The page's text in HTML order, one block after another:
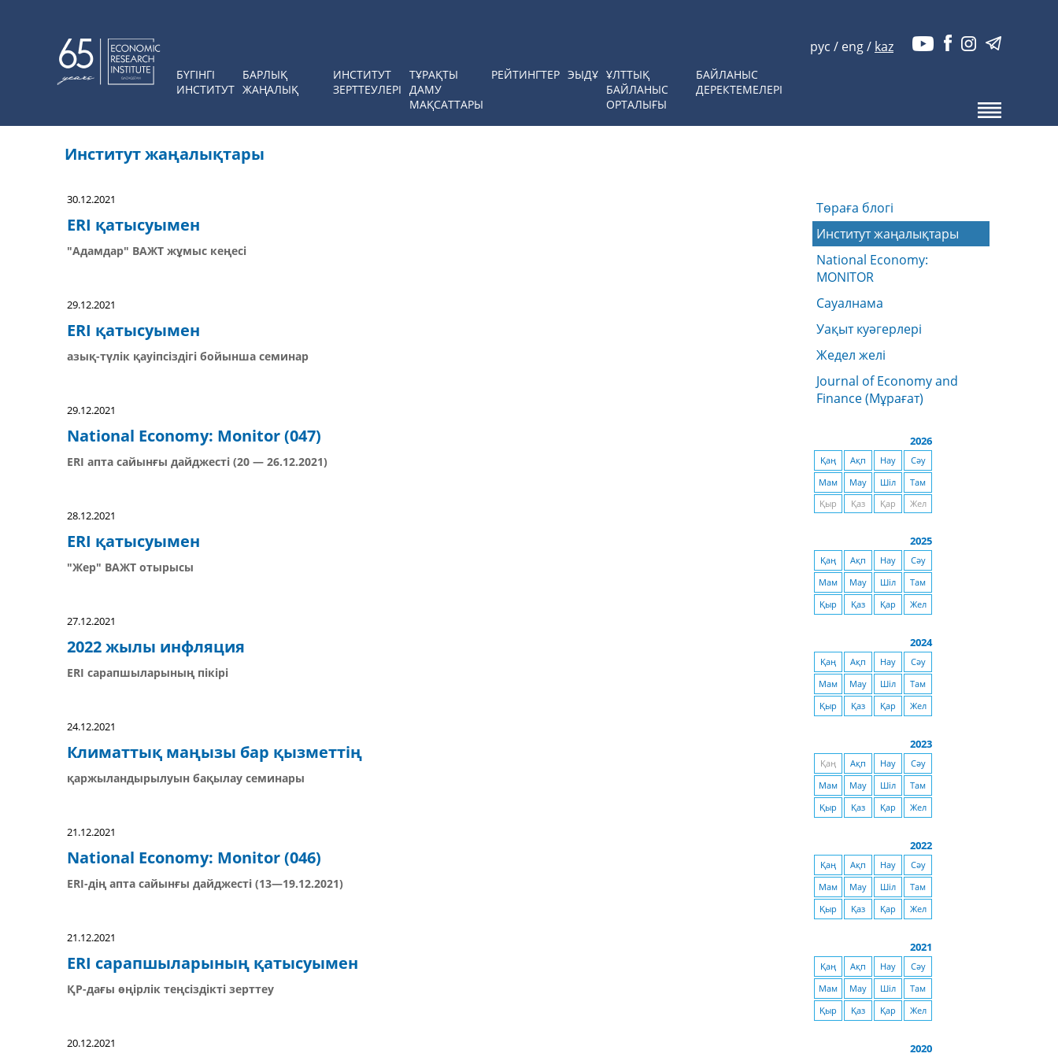
БҮГІНГІ
ИНСТИТУТ
БАРЛЫҚ
ЖАҢАЛЫҚ
ИНСТИТУТ
ЗЕРТТЕУЛЕРІ
ТҰРАҚТЫ
ДАМУ
МАҚСАТТАРЫ
РЕЙТИНГТЕР ЭЫДҰ ҰЛТТЫҚ
БАЙЛАНЫС
ОРТАЛЫҒЫ
БАЙЛАНЫС
ДЕРЕКТЕМЕЛЕРІ
рус / eng/ kaz
Институт жаңалықтары
30.12.2021
ERI қатысуымен
"Адамдар" ВАЖТ жұмыс кеңесі
29.12.2021
ERI қатысуымен
азық-түлік қауіпсіздігі бойынша семинар
29.12.2021
National Economy: Monitor (047)
ERI апта сайынғы дайджесті (20 — 26.12.2021)
28.12.2021
ERI қатысуымен
"Жер" ВАЖТ отырысы
27.12.2021
2022 жылы инфляция
ERI сарапшыларының пікірі
24.12.2021
Климаттық маңызы бар қызметтің
қаржыландырылуын бақылау семинары
21.12.2021
National Economy: Monitor (046)
ERI-дің апта сайынғы дайджесті (13—19.12.2021)
21.12.2021
ERI сарапшыларының қатысуымен
ҚР-дағы өңірлік теңсіздікті зерттеу
20.12.2021
Төраға блогі
Институт жаңалықтары
National Economy:
MONITOR
Сауалнама
Уақыт куәгерлері
Жедел желі
Journal of Economy and
Finance (Мұрағат)
2026
Қаң Ақп Нау
Сәу
Мам
Мау Шіл
Там
Қыр
Қаз Қар Жел
2025
Қаң Ақп Нау
Сәу
Мам
Мау Шіл
Там
Қыр
Қаз Қар Жел
2024
Қаң Ақп Нау
Сәу
Мам
Мау Шіл
Там
Қыр
Қаз Қар Жел
2023
Қаң Ақп Нау
Сәу
Мам
Мау Шіл
Там
Қыр
Қаз Қар Жел
2022
Қаң Ақп Нау
Сәу
Мам
Мау Шіл
Там
Қыр
Қаз Қар Жел
2021
Қаң Ақп Нау
Сәу
Мам
Мау Шіл
Там
Қыр
Қаз Қар Жел
2020